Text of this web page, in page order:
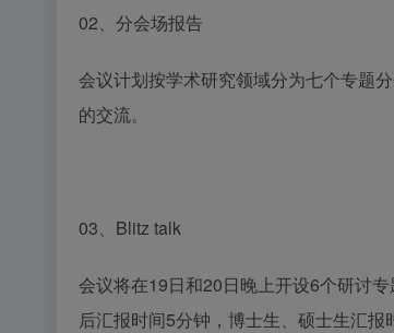
02、分会场报告
会议计划按学术研究领域分为七个专题
的交流。
03、Blitz talk
会议将在19日和20日晚上开设6个研讨
后汇报时间5分钟，博士生、硕士生汇报